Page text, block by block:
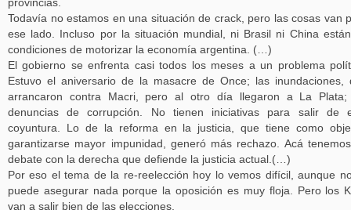
provincias.
Todavía no estamos en una situación de crack, pero las cosas van
ese lado. Incluso por la situación mundial, ni Brasil ni China
condiciones de motorizar la economía argentina. (…)
El gobierno se enfrenta casi todos los meses a un problema
Estuvo el aniversario de la masacre de Once; las inundaciones,
arrancaron contra Macri, pero al otro día llegaron a La Plata;
denuncias de corrupción. No tienen iniciativas para salir de
coyuntura. Lo de la reforma en la justicia, que tiene como
garantizarse mayor impunidad, generó más rechazo. Acá
debate con la derecha que defiende la justicia actual.(…)
Por eso el tema de la re-reelección hoy lo vemos difícil, aunque
puede asegurar nada porque la oposición es muy floja. Pero los
van a salir bien de las elecciones.